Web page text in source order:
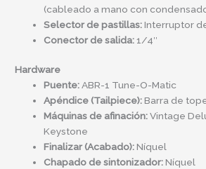
(cableado a mano con
Selector de pastillas:Interruptor
Conector de salida:1/4″
Hardware
Puente: ABR-1 Tune-O-Matic
Apéndice (Tailpiece):Barra de
Máquinas de afinación:Vintage
Keystone
Finalizar (Acabado):Níquel
Chapado de sintonizador:Níquel